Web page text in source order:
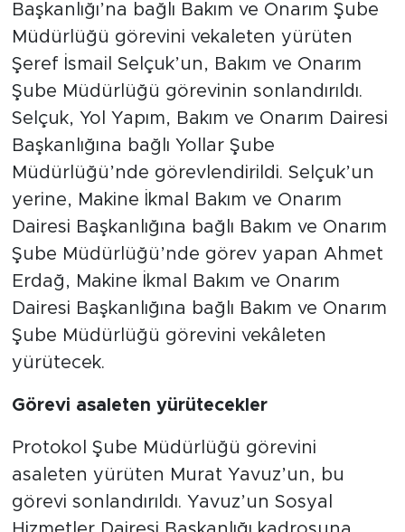
Başkanlığı’na bağlı Bakım ve Onarım Şube
Müdürlüğü görevini vekaleten yürüten
Şeref İsmail Selçuk’un, Bakım ve Onarım
Şube Müdürlüğü görevinin sonlandırıldı.
Selçuk, Yol Yapım, Bakım ve Onarım Dairesi
Başkanlığına bağlı Yollar Şube
Müdürlüğü’nde görevlendirildi. Selçuk’un
yerine, Makine İkmal Bakım ve Onarım
Dairesi Başkanlığına bağlı Bakım ve Onarım
Şube Müdürlüğü’nde görev yapan Ahmet
Erdağ, Makine İkmal Bakım ve Onarım
Dairesi Başkanlığına bağlı Bakım ve Onarım
Şube Müdürlüğü görevini vekâleten
yürütecek.
Görevi asaleten yürütecekler
Protokol Şube Müdürlüğü görevini
asaleten yürüten Murat Yavuz’un, bu
görevi sonlandırıldı. Yavuz’un Sosyal